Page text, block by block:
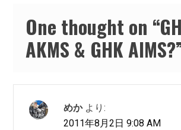
One thought on “
AKMS & GHK AIMS?
めか より:
2011年8月2日 9:08 AM